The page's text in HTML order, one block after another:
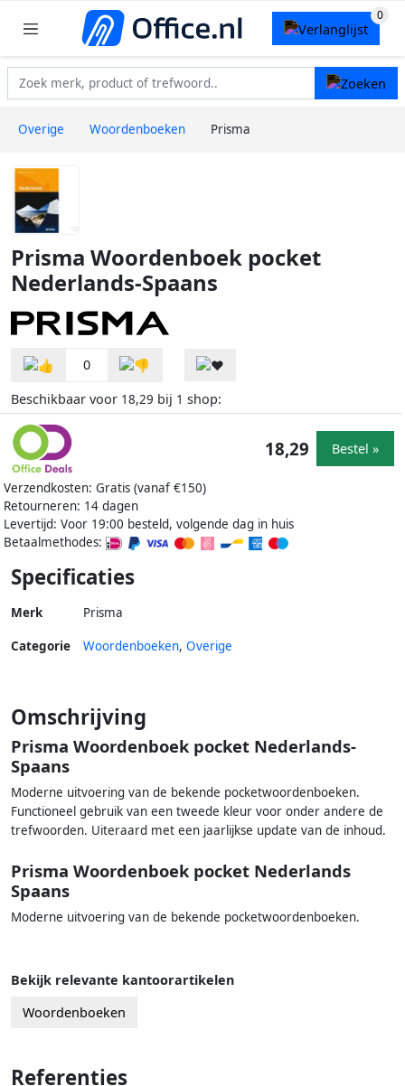
Overige Woordenboeken Prisma
Prisma Woordenboek pocket
Nederlands-Spaans
0
Beschikbaar voor 18,29 bij 1 shop:
Verzendkosten: Gratis (vanaf €150)
Retourneren: 14 dagen
Levertijd: Voor 19:00 besteld, volgende dag in huis
Betaalmethodes:
18,29 Bestel »
Specificaties
Merk Prisma
Categorie Woordenboeken, Overige
Omschrijving
Prisma Woordenboek pocket Nederlands-
Spaans
Moderne uitvoering van de bekende pocketwoordenboeken.
Functioneel gebruik van een tweede kleur voor onder andere de
trefwoorden. Uiteraard met een jaarlijkse update van de inhoud.
Prisma Woordenboek pocket Nederlands
Spaans
Moderne uitvoering van de bekende pocketwoordenboeken.
Bekijk relevante kantoorartikelen
Woordenboeken
Referenties